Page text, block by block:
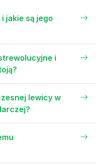
jakie są jego
i
lewicy w